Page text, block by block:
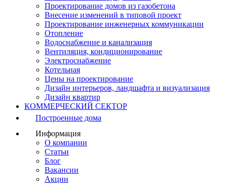
Проектирование домов из газобетона
Внесение изменений в типовой проект
Проектирование инженерных коммуникации
Отопление
Водоснабжение и канализация
Вентиляция, кондиционирование
Электроснабжение
Котельная
Цены на проектирование
Дизайн интерьеров, ландшафта и визуализация
Дизайн квартир
КОММЕРЧЕСКИЙ СЕКТОР
Построенные дома
Информация
О компании
Статьи
Блог
Вакансии
Акции